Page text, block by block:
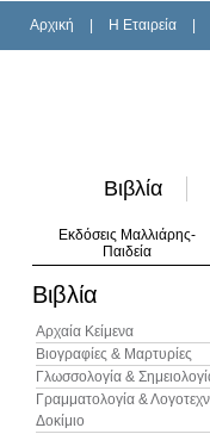
Αρχική H Εταιρεία
Βιβλία
Εκδόσεις Μαλλιάρης-
Παιδεία
Βιβλία
Αρχαία Κείμενα
Βιογραφίες & Μαρτυρίες
Γλωσσολογία &
Γραμματολογία &
Δοκίμιο